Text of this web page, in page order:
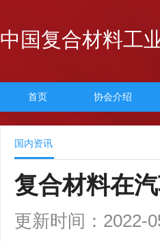
中国复合材料工
首页 协会介绍
国内资讯
复合材料在
更新时间：2022-